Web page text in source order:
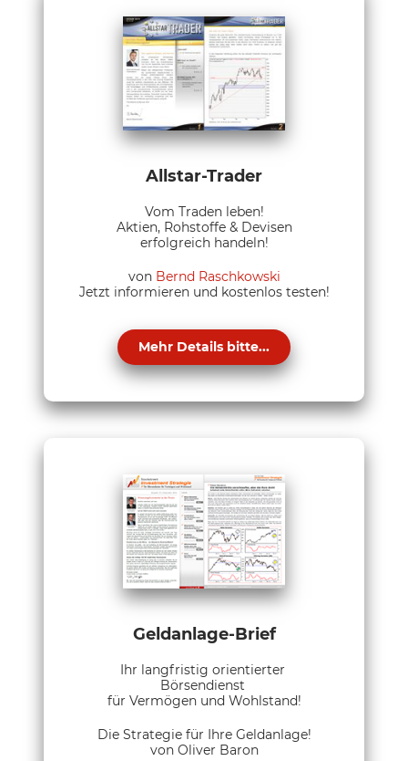
Allstar-Trader
Vom Traden leben!
Aktien, Rohstoffe & Devisen
erfolgreich handeln!
von Bernd Raschkowski
Jetzt informieren und kostenlos testen!
Mehr Details bitte...
Geldanlage-Brief
Ihr langfristig orientierter
Börsendienst
für Vermögen und Wohlstand!
Die Strategie für Ihre Geldanlage!
von Oliver Baron